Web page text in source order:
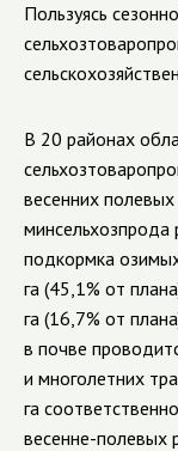
Пользуясь
В 20 районах
весенних
минсельхозпрода
подкормка
га (45,1% от
га (16,7% от
в почве
и многолетних
га
весенне-полевых